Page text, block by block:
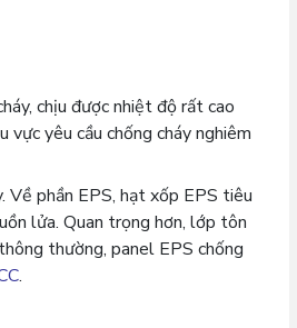
chịu được nhiệt độ rất cao
yêu cầu chống cháy nghiêm
Về phần EPS, hạt xốp EPS tiêu
lửa. Quan trọng hơn, lớp tôn
thường, panel EPS chống
.